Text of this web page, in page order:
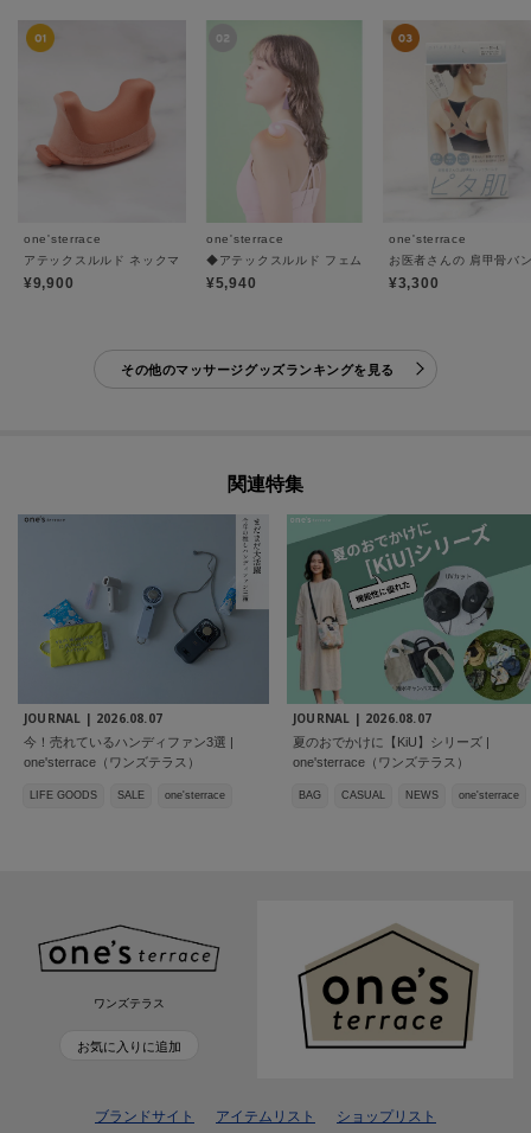
one'sterrace
アテックスルルド ネックマッサージピローくびレッチ
¥9,900
one'sterrace
◆アテックスルルド フェムオンテック 温灸プチ
¥5,940
one'sterrace
お医者さんの 肩甲骨バ
¥3,300
その他のマッサージグッズランキングを見る
関連特集
JOURNAL | 2026.08.07
今！売れているハンディファン3選 |
one'sterrace（ワンズテラス）
LIFE GOODS SALE one'sterrace
JOURNAL | 2026.08.07
夏のおでかけに【KiU】シリーズ |
one'sterrace（ワンズテラス）
BAG CASUAL NEWS one'sterrace
ワンズテラス
お気に入りに追加
ブランドサイト アイテムリスト ショップリスト